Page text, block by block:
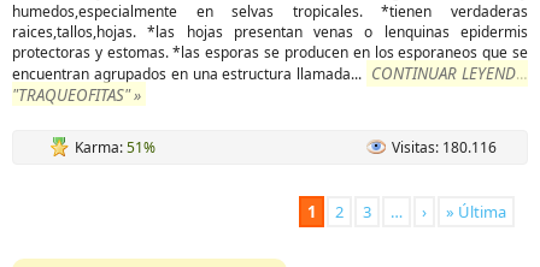
humedos,especialmente en selvas tropicales. *tienen verdaderas
raices,tallos,hojas. *las hojas presentan venas o lenquinas epidermis
protectoras y estomas. *las esporas se producen en los esporaneos que se
encuentran agrupados en una estructura llamada... CONTINUAR LEYENDO
"TRAQUEOFITAS" »
Karma:51% Visitas: 180.116
1 2 3 … › » Última